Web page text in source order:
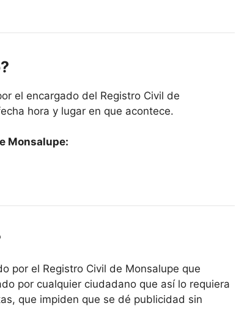
el encargado del Registro Civil de
hora y lugar en que acontece.
Monsalupe:
por el Registro Civil de Monsalupe que
por cualquier ciudadano que así lo requiera
que impiden que se dé publicidad sin